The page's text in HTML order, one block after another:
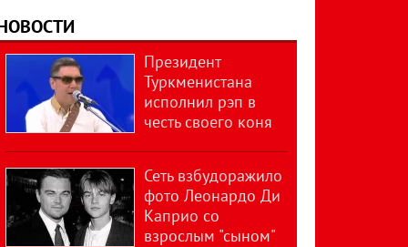
Президент
Туркменистана
исполнил рэп в
честь своего коня
Сеть взбудоражило
фото Леонардо Ди
Каприо со
взрослым "сыном"